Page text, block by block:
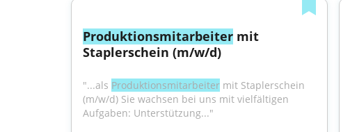
Produktionsmitarbeiter mit
Staplerschein (m/w/d)
"...als Produktionsmitarbeiter mit Staplerschein
(m/w/d) Sie wachsen bei uns mit vielfältigen
Aufgaben: Unterstützung..."